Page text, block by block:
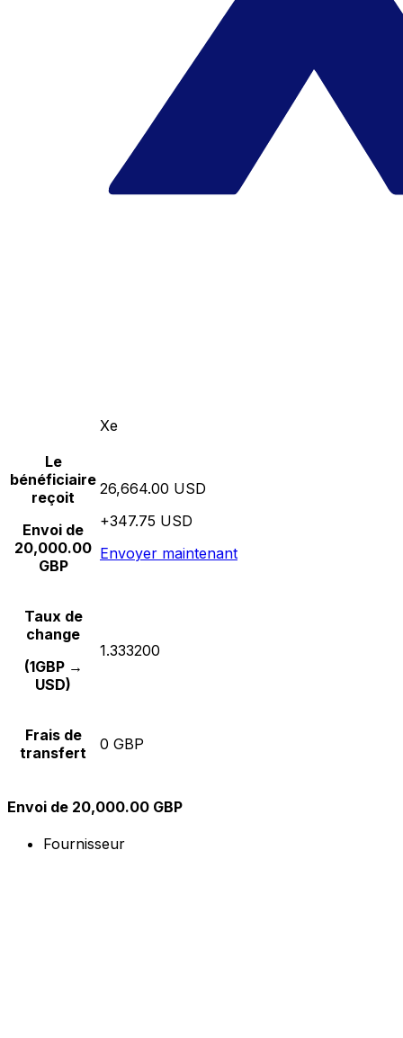
Xe
Le
bénéficiaire
reçoit
Envoi de
20,000.00
GBP
26,664.00 USD
+347.75 USD
Envoyer maintenant
Taux de
change
(1GBP →
USD)
1.333200
Frais de
transfert
0 GBP
Envoi de 20,000.00 GBP
Fournisseur